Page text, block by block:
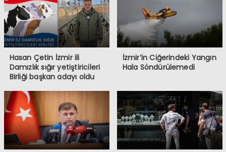
Hasan Çetin İzmir ili
Damızlık sığır yetiştiricileri
Birliği başkan adayı oldu
İzmir’in Ciğerindeki Yangın
Hala Söndürülemedi